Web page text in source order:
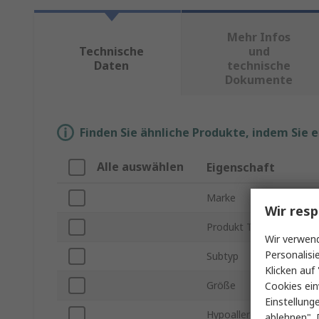
Technische
Daten
Mehr Infos
und
technische
Dokumente
Finden Sie ähnliche Produkte, indem
Alle auswählen Eigenschaft
Marke
Produkt Typ
Subtyp
Größe
Hypoallergen
Wir
Wir
Klicken
Cookies